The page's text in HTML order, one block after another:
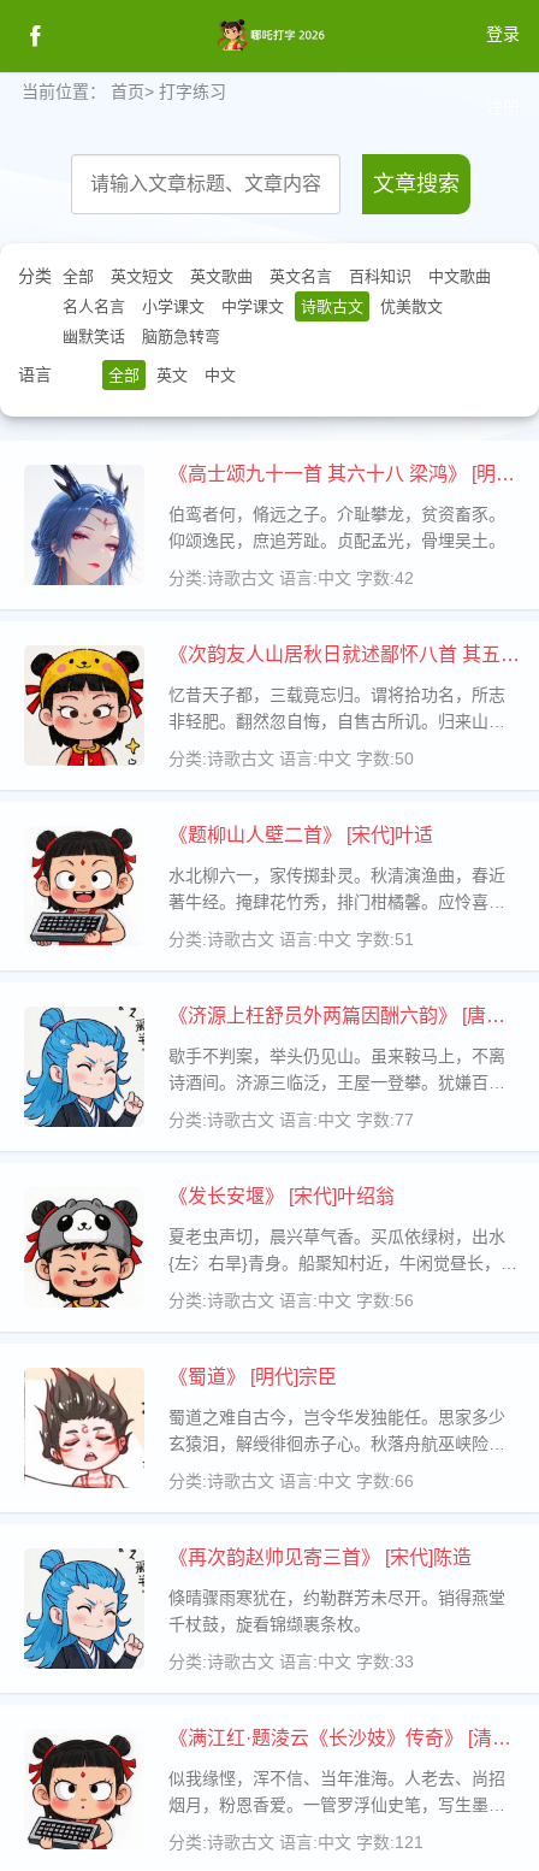
登录
登录
当前位置： 首页> 打字练习
文章搜索
分类 全部 英文短文 英文歌曲 英文名言 百科知识
中文歌曲
名人名言
小学课文 中学课文 诗歌古文
优美散文
幽默笑话
脑筋急转弯
语言 全部 英文 中文
《高士颂九十一首 其六十八 梁鸿》 [明代]
黄省曾
伯鸾者何，脩远之子。介耻攀龙，贫资畜豕。
仰颂逸民，庶追芳趾。贞配孟光，骨埋吴土。
分类:诗歌古文 语言:中文 字数:42
《次韵友人山居秋日就述鄙怀八首 其五》
[元代]王祎
忆昔天子都，三载竟忘归。谓将拾功名，所志
非轻肥。翻然忽自悔，自售古所讥。归来山中
居，坐看双轮飞。
分类:诗歌古文 语言:中文 字数:50
《题柳山人壁二首》 [宋代]叶适
水北柳六一，家传掷卦灵。秋清演渔曲，春近
著牛经。掩肆花竹秀，排门柑橘馨。应怜喜功
者，虚要岘山铭。
分类:诗歌古文 语言:中文 字数:51
《济源上枉舒员外两篇因酬六韵》 [唐代]
白居易
歇手不判案，举头仍见山。虽来鞍马上，不离
诗酒间。济源三临泛，王屋一登攀。犹嫌百里
近，祇得十日闲。明朝却归府，尘事如循环。
分类:诗歌古文 语言:中文 字数:77
《发长安堰》 [宋代]叶绍翁
夏老虫声切，晨兴草气香。买瓜依绿树，出水
{左氵右旱}青身。船聚知村近，牛闲觉昼长，双
凫莲叶荡，无雨故生凉。
分类:诗歌古文 语言:中文 字数:56
《蜀道》 [明代]宗臣
蜀道之难自古今，岂令华发独能任。思家多少
玄猿泪，解绶徘徊赤子心。秋落舟航巫峡险，
人言风雪锦江深。坐来万里谁消息，明月关山
分类:诗歌古文 语言:中文 字数:66
《再次韵赵帅见寄三首》 [宋代]陈造
倏晴骤雨寒犹在，约勒群芳未尽开。销得燕堂
千杖鼓，旋看锦缬裹条枚。
分类:诗歌古文 语言:中文 字数:33
《满江红·题淩云《长沙妓》传奇》 [清代]
黄之隽
似我缘悭，浑不信、当年淮海。人老去、尚招
烟月，粉恩香爱。一管罗浮仙史笔，写生墨沈
随风洒。使怜才、一点翠楼心，居然在。珠十
分类:诗歌古文 语言:中文 字数:121